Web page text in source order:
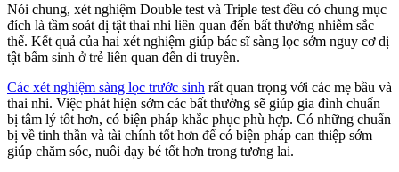
Nói chung, xét nghiệm Double test và Triple test đều có chung mục
đích là tầm soát dị tật thai nhi liên quan đến bất thường nhiễm sắc
thể. Kết quả của hai xét nghiệm giúp bác sĩ sàng lọc sớm nguy cơ dị
tật bẩm sinh ở trẻ liên quan đến di truyền.
Các xét nghiệm sàng lọc trước sinh rất quan trọng với các mẹ bầu và
thai nhi. Việc phát hiện sớm các bất thường sẽ giúp gia đình chuẩn
bị tâm lý tốt hơn, có biện pháp khắc phục phù hợp. Có những chuẩn
bị về tinh thần và tài chính tốt hơn để có biện pháp can thiệp sớm
giúp chăm sóc, nuôi dạy bé tốt hơn trong tương lai.